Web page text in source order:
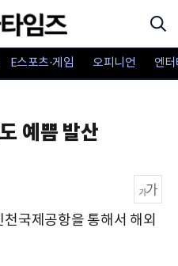
E스포츠·게임 오피니언 엔
예쁨 발산
국제공항을 통해서 해외